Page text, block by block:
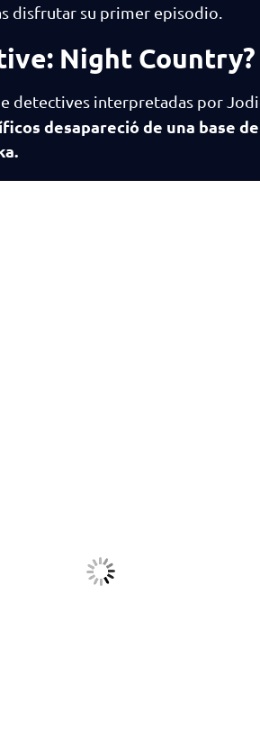
disfrutar su primer episodio.
Night Country?
detectives interpretadas por
desapareció de una base